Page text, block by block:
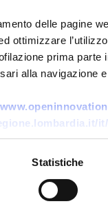
delle pagine
ottimizzare
prima
alla navigazione
Statistiche
SCOPRI DI PIÙ →